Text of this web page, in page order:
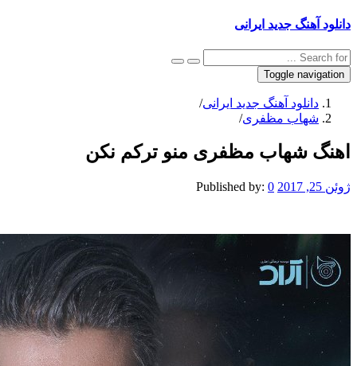
جدید ایرانی
Toggle
آهنگ جدید ایرانی/
مظفری/
شهاب مظفری منو ترکم نکن
Published by:0